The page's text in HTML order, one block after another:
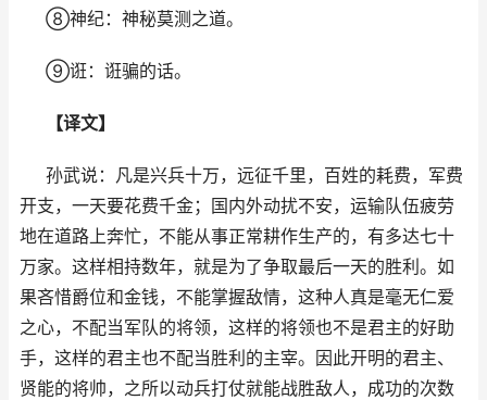
⑧神纪：神秘莫测之道。
⑨诳：诳骗的话。
【译文】
孙武说：凡是兴兵十万，远征千里，百姓的耗费，军费
开支，一天要花费千金；国内外动扰不安，运输队伍疲劳
地在道路上奔忙，不能从事正常耕作生产的，有多达七十
万家。这样相持数年，就是为了争取最后一天的胜利。如
果吝惜爵位和金钱，不能掌握敌情，这种人真是毫无仁爱
之心，不配当军队的将领，这样的将领也不是君主的好助
手，这样的君主也不配当胜利的主宰。因此开明的君主、
贤能的将帅，之所以动兵打仗就能战胜敌人，成功的次数